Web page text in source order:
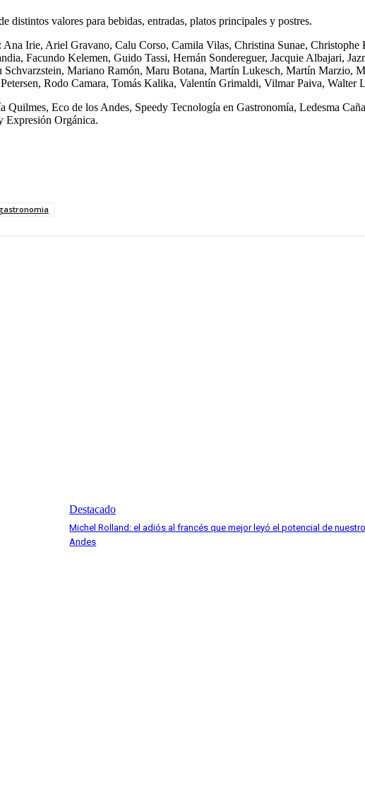
valores para bebidas, entradas, platos principales y postres.
Ana Irie, Ariel Gravano, Calu Corso, Camila Vilas, Christina Sunae,
Facundo Kelemen, Guido Tassi, Hernán Sondereguer, Jacquie Albajari,
Mariano Ramón, Maru Botana, Martín Lukesch, Martín
Rodo Camara, Tomás Kalika, Valentín Grimaldi, Vilmar Paiva,
Quilmes, Eco de los Andes, Speedy Tecnología en Gastronomía, Ledesma
Expresión Orgánica.
Destacado
Michel Rolland: el adiós al francés que mejor leyó el potencial de
Andes